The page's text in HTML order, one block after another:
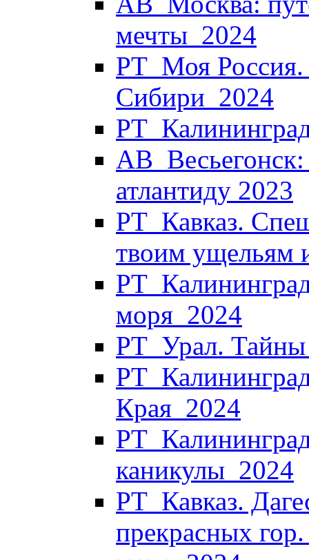
мечты_2024
РТ_Моя Россия.
Сибири_2024
атлантиду 2023
РТ_Кавказ.
твоим ущельям
моря_2024
РТ_Урал. Тайны
Края_2024
каникулы_2024
РТ_Кавказ.
прекрасных